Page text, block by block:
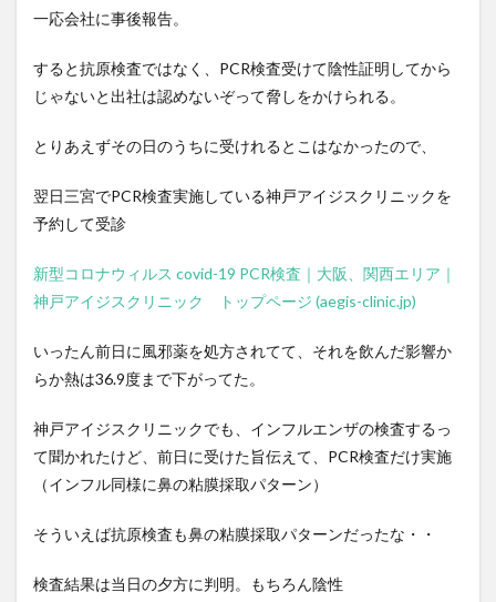
一応会社に事後報告。
すると抗原検査ではなく、PCR検査受けて陰性証明してから
じゃないと出社は認めないぞって脅しをかけられる。
とりあえずその日のうちに受けれるとこはなかったので、
翌日三宮でPCR検査実施している神戸アイジスクリニックを
予約して受診
新型コロナウィルス covid-19 PCR検査｜大阪、関西エリア｜
神戸アイジスクリニック トップページ (aegis-clinic.jp)
いったん前日に風邪薬を処方されてて、それを飲んだ影響か
らか熱は36.9度まで下がってた。
神戸アイジスクリニックでも、インフルエンザの検査するっ
て聞かれたけど、前日に受けた旨伝えて、PCR検査だけ実施
（インフル同様に鼻の粘膜採取パターン）
そういえば抗原検査も鼻の粘膜採取パターンだったな・・
検査結果は当日の夕方に判明。もちろん陰性